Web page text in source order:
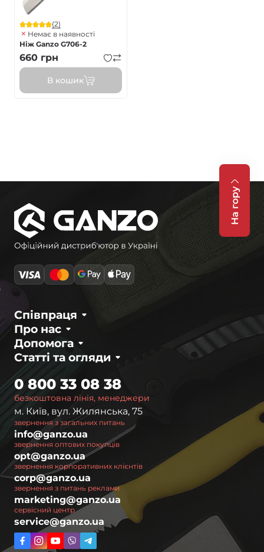
(2)
Немає в наявності
Ніж Ganzo G706-2
660 грн
В кошик
На гору
Про нас
Співпраця
Статті та огляди
Допомога
безкоштовна лінія, менеджери
0 800 33 08 38
м. Київ, вул. Жилянська, 75
звернення з загальних питань
info@ganzo.ua
звернення оптових покупців
opt@ganzo.ua
звернення корпоративних клієнтів
corp@ganzo.ua
звернення з питань реклами
marketing@ganzo.ua
сервісний центр
service@ganzo.ua